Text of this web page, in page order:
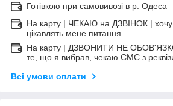
Готівкою при самовивозі в р. Одеса
На карту | ЧЕКАЮ на ДЗВІНОК | хочу
цікавлять мене питання
На карту | ДЗВОНИТИ НЕ
те, що я вибрав, чекаю СМС з
Всі умови оплати